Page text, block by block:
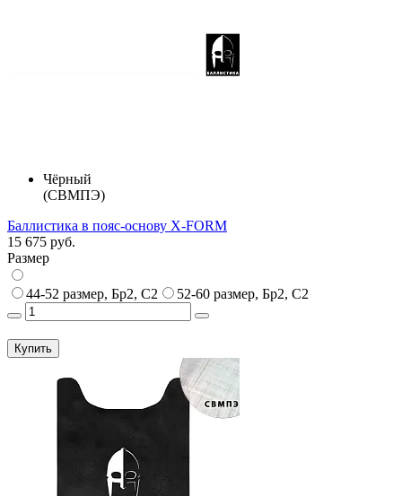
Чёрный
(СВМПЭ)
Баллистика в пояс-основу X-FORM
15 675 руб.
Размер
44-52 размер, Бр2, С2 52-60 размер, Бр2, С2
Купить